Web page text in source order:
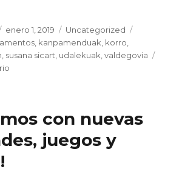
Publicado
el
enero 1, 2019 Categorías
Uncategorized
kanpamenduak korro
susana sicart udalekuak ,valdegovia
con nuevas
juegos y